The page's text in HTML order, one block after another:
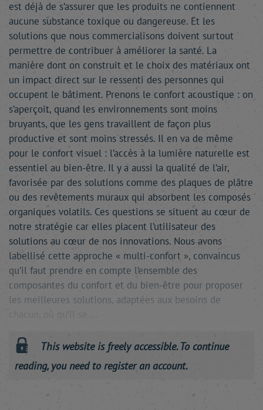
est déjà de s’assurer que les produits ne contiennent
aucune substance toxique ou dangereuse. Et les
solutions que nous commercialisons doivent surtout
permettre de contribuer à améliorer la santé. La
manière dont on construit et le choix des matériaux ont
un impact direct sur le ressenti des personnes qui
occupent le bâtiment. Prenons le confort acoustique : on
s’aperçoit, quand les environnements sont moins
bruyants, que les gens travaillent de façon plus
productive et sont moins stressés. Il en va de même
pour le confort visuel : l’accès à la lumière naturelle est
essentiel au bien-être. Il y a aussi la qualité de l’air,
favorisée par des solutions comme des plaques de plâtre
ou des revêtements muraux qui absorbent les composés
organiques volatils. Ces questions se situent au cœur de
notre stratégie car elles placent l’utilisateur des
solutions au cœur de nos innovations. Nous avons
labellisé cette approche « multi-confort », convaincus
qu’il faut prendre en compte l’ensemble des
composantes du confort et du bien-être pour proposer
les meilleures solutions, adaptées aux besoins de
chacun, où qu’il se …
This website is freely accessible. To continue
reading, you need to register an account.